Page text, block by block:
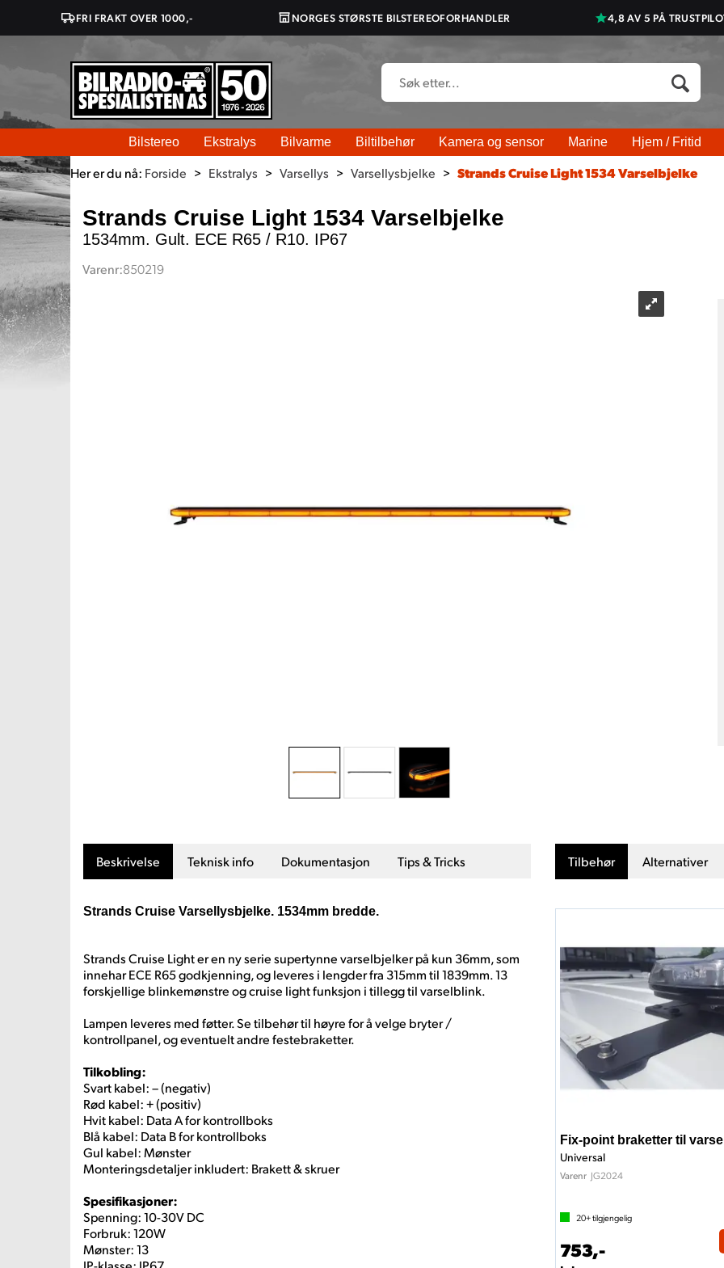
FRI FRAKT OVER 1000,- NORGES STØRSTE BILSTEREOFORHANDLER 4,8 AV 5 PÅ
Bilstereo Ekstralys Bilvarme Biltilbehør Kamera og sensor Marine Hjem / Fritid
Her er du nå: Forside > Ekstralys > Varsellys > Varsellysbjelke > Strands Cruise Light 1534 Varselbjelke
Strands Cruise Light 1534 Varselbjelke
1534mm. Gult. ECE R65 / R10. IP67
Varenr:850219
Beskrivelse Teknisk info Dokumentasjon Tips & Tricks
Strands Cruise Varsellysbjelke. 1534mm bredde.
Strands Cruise Light er en ny serie supertynne varselbjelker på kun 36mm, som
innehar ECE R65 godkjenning, og leveres i lengder fra 315mm til 1839mm. 13
forskjellige blinkemønstre og cruise light funksjon i tillegg til varselblink.
Lampen leveres med føtter. Se tilbehør til høyre for å velge bryter /
kontrollpanel, og eventuelt andre festebraketter.
Tilkobling:
Svart kabel: – (negativ)
Rød kabel: + (positiv)
Hvit kabel: Data A for kontrollboks
Blå kabel: Data B for kontrollboks
Gul kabel: Mønster
Monteringsdetaljer inkludert: Brakett & skruer
Spesifikasjoner:
Spenning: 10-30V DC
Forbruk: 120W
Mønster: 13
Tilbehør Alternativer
Fix-point braketter til
Universal
Varenr JG2024
20+tilgjengelig
753,-